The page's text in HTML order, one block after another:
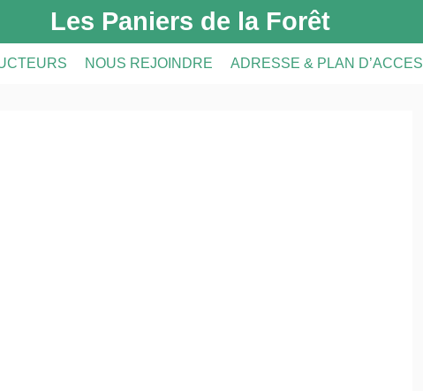
Les Paniers de la Forêt
NOUS REJOINDRE ADRESSE & PLAN D’ACCES